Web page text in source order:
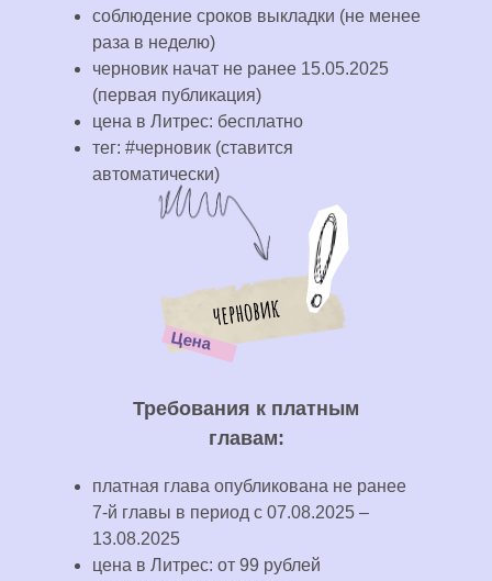
платная глава опубликована не ранее
7-й главы в период с 07.08.2025 –
13.08.2025
цена в Литрес: от 99 рублей
соблюдение сроков выкладки (не менее
раза в неделю)
черновик начат не ранее 15.05.2025
(первая публикация)
цена в Литрес: бесплатно
тег: #черновик (ставится
автоматически)
Требования к платным
главам:
Цена